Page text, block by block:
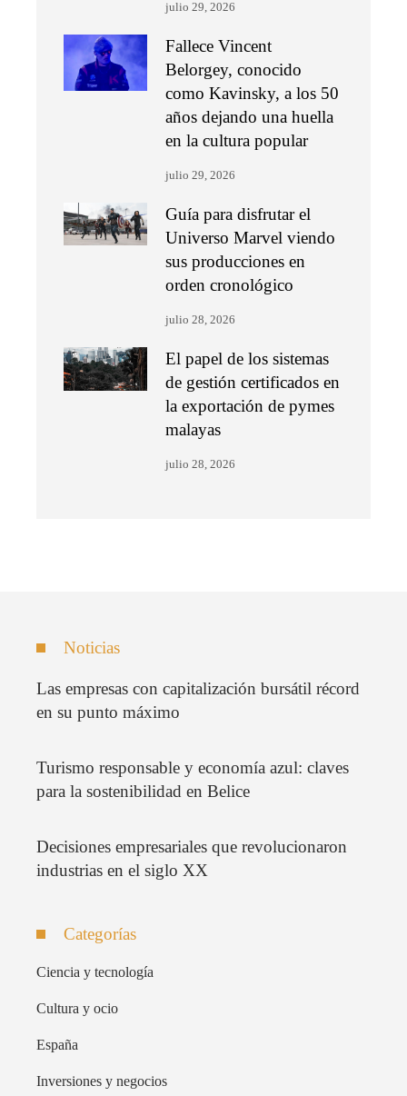
julio 29, 2026
Fallece Vincent
Belorgey, conocido
como Kavinsky, a los 50
años dejando una huella
en la cultura popular
julio 29, 2026
Guía para disfrutar el
Universo Marvel viendo
sus producciones en
orden cronológico
julio 28, 2026
El papel de los sistemas
de gestión certificados en
la exportación de pymes
malayas
julio 28, 2026
Noticias
Las empresas con capitalización bursátil récord
en su punto máximo
Turismo responsable y economía azul: claves
para la sostenibilidad en Belice
Decisiones empresariales que revolucionaron
industrias en el siglo XX
Categorías
Ciencia y tecnología
Cultura y ocio
España
Inversiones y negocios